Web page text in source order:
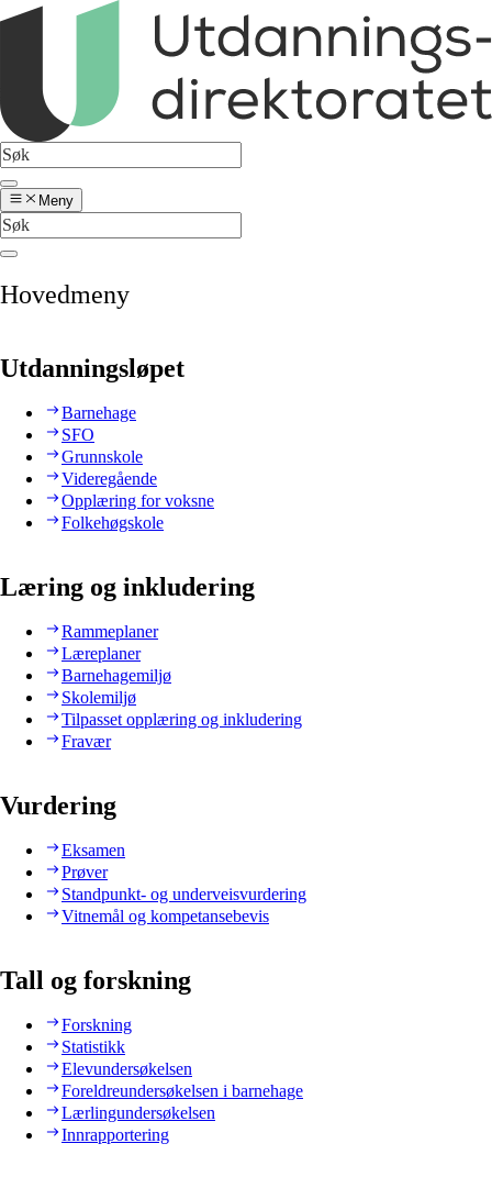
Meny
Hovedmeny
Utdanningsløpet
Barnehage
SFO
Grunnskole
Videregående
Opplæring for voksne
Folkehøgskole
Læring og inkludering
Rammeplaner
Læreplaner
Barnehagemiljø
Skolemiljø
Tilpasset opplæring og inkludering
Fravær
Vurdering
Eksamen
Prøver
Standpunkt- og underveisvurdering
Vitnemål og kompetansebevis
Tall og forskning
Forskning
Statistikk
Elevundersøkelsen
Foreldreundersøkelsen i barnehage
Lærlingundersøkelsen
Innrapportering